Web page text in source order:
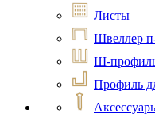
Листы
Швеллер
Ш-
Профиль